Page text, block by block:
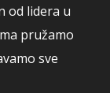
od lidera u
pružamo
sve